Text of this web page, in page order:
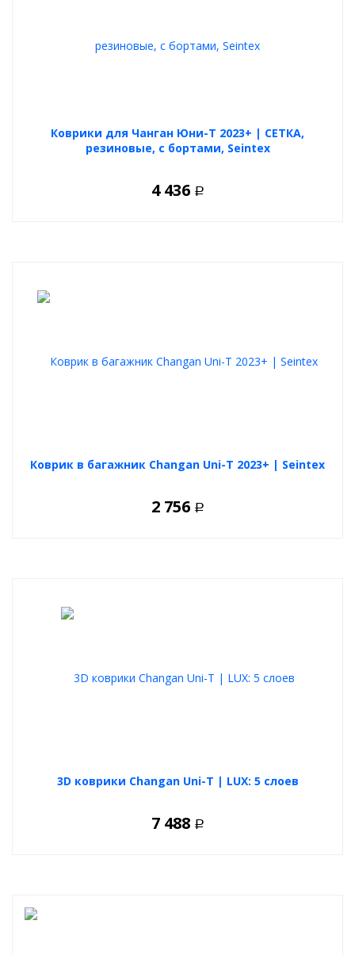
Коврики для Чанган Юни-Т 2023+ | СЕТКА,
резиновые, с бортами, Seintex
4 436 Р
Коврик в багажник Changan Uni-T 2023+ | Seintex
2 756 Р
3D коврики Changan Uni-T | LUX: 5 слоев
7 488 Р